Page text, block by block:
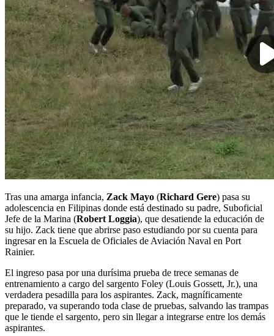
Tras una amarga infancia, Zack Mayo (Richard Gere) pasa su
adolescencia en Filipinas donde está destinado su padre, Suboficial
Jefe de la Marina (Robert Loggia), que desatiende la educación de
su hijo. Zack tiene que abrirse paso estudiando por su cuenta para
ingresar en la Escuela de Oficiales de Aviación Naval en Port
Rainier.
El ingreso pasa por una durísima prueba de trece semanas de
entrenamiento a cargo del sargento Foley (Louis Gossett, Jr.), una
verdadera pesadilla para los aspirantes. Zack, magníficamente
preparado, va superando toda clase de pruebas, salvando las trampas
que le tiende el sargento, pero sin llegar a integrarse entre los demás
aspirantes.